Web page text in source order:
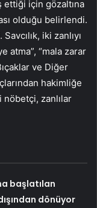
ettiği için gözaltına
olduğu belirlendi.
iki zanlıyı
atma”, “mala zarar
ve Diğer
hakimliğe
nöbetçi, zanlılar
başlatılan
dönüyor